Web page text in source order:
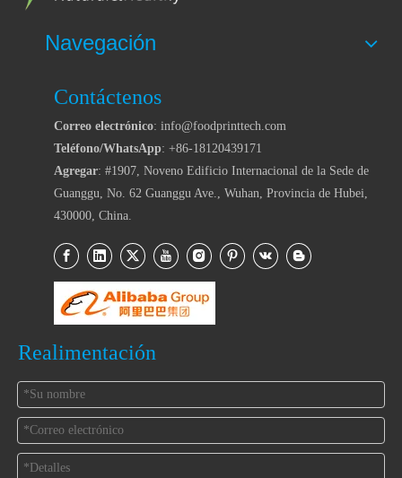
Navegación
Contáctenos
Correo electrónico: info@foodprinttech.com
Teléfono/WhatsApp: +86-18120439171
Agregar: #1907, Noveno Edificio Internacional de la Sede de
Guanggu, No. 62 Guanggu Ave., Wuhan, Provincia de Hubei,
430000, China.
Realimentación